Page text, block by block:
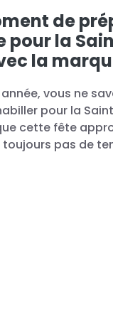
de
pour la
la
vous ne
pour la
cette fête
toujours pas de